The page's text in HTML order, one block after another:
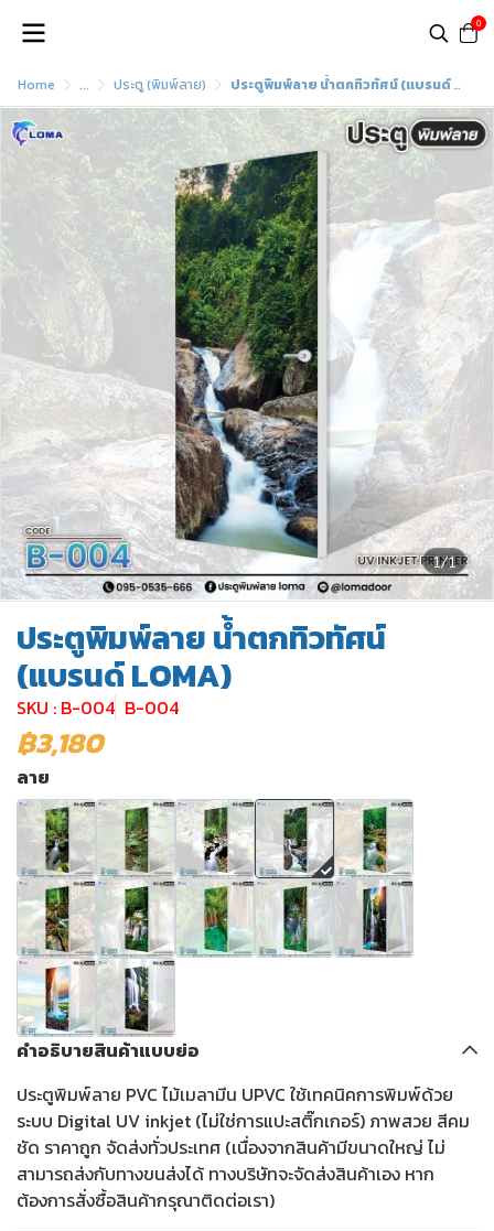
0
Home ... ประตู (พิมพ์ลาย) ประตูพิมพ์ลาย น้ำตกทิวทัศน์ (แบรนด์ LOMA)
1/1
ประตูพิมพ์ลาย น้ำตกทิวทัศน์
(แบรนด์ LOMA)
SKU : B-004 B-004
฿3,180
ลาย
คำอธิบายสินค้าแบบย่อ
ประตูพิมพ์ลาย PVC ไม้เมลามีน UPVC ใช้เทคนิคการพิมพ์ด้วย
ระบบ Digital UV inkjet (ไม่ใช่การแปะสติ๊กเกอร์) ภาพสวย สีคม
ชัด ราคาถูก จัดส่งทั่วประเทศ (เนื่องจากสินค้ามีขนาดใหญ่ ไม่
สามารถส่งกับทางขนส่งได้ ทางบริษัทจะจัดส่งสินค้าเอง หาก
ต้องการสั่งซื้อสินค้ากรุณาติดต่อเรา)